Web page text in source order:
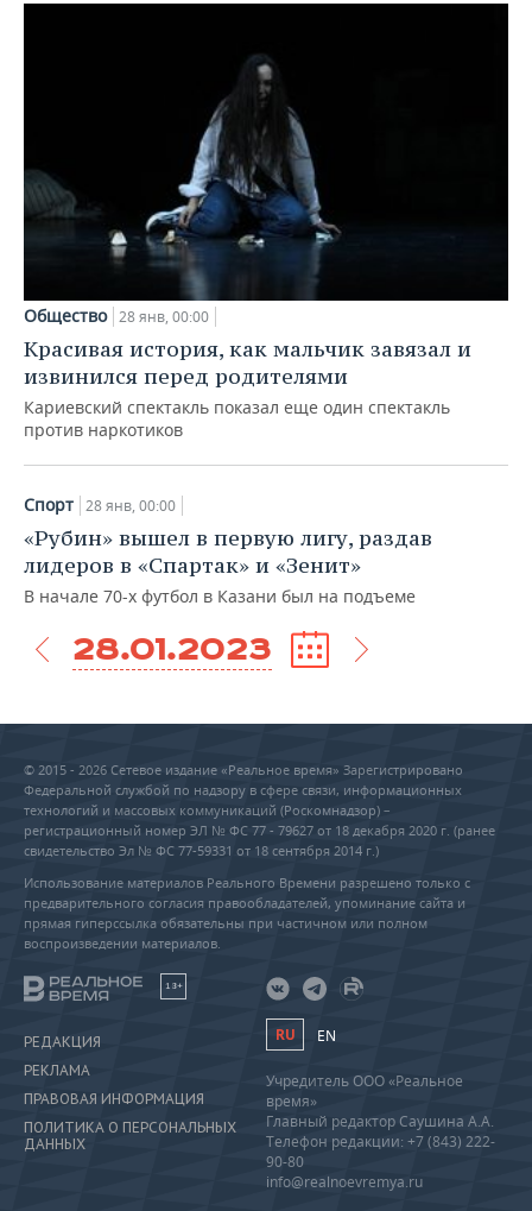
Общество 28 янв, 00:00
Красивая история, как мальчик завязал и
извинился перед родителями
Кариевский спектакль показал еще один спектакль
против наркотиков
Спорт 28 янв, 00:00
«Рубин» вышел в первую лигу, раздав
лидеров в «Спартак» и «Зенит»
В начале 70-х футбол в Казани был на подъеме
28.01.2023
© 2015 - 2026 Сетевое издание «Реальное время» Зарегистрировано
Федеральной службой по надзору в сфере связи, информационных
технологий и массовых коммуникаций (Роскомнадзор) –
регистрационный номер ЭЛ № ФС 77 - 79627 от 18 декабря 2020 г. (ранее
свидетельство Эл № ФС 77-59331 от 18 сентября 2014 г.)
Использование материалов Реального Времени разрешено только с
предварительного согласия правообладателей, упоминание сайта и
прямая гиперссылка обязательны при частичном или полном
воспроизведении материалов.
18+
РЕДАКЦИЯ
РЕКЛАМА
ПРАВОВАЯ ИНФОРМАЦИЯ
ПОЛИТИКА О ПЕРСОНАЛЬНЫХ
ДАННЫХ
RU EN
Учредитель ООО «Реальное
время»
Главный редактор Саушина А.А.
Телефон редакции: +7 (843) 222-
90-80
info@realnoevremya.ru